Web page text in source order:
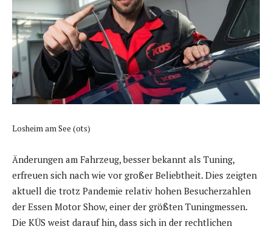
Losheim am See (ots)
Änderungen am Fahrzeug, besser bekannt als Tuning,
erfreuen sich nach wie vor großer Beliebtheit. Dies zeigten
aktuell die trotz Pandemie relativ hohen Besucherzahlen
der Essen Motor Show, einer der größten Tuningmessen.
Die KÜS weist darauf hin, dass sich in der rechtlichen